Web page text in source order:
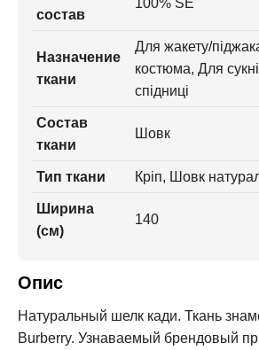
состав
Назначение
ткани
Для жакету/
костюма, Для
спідниці
Состав
ткани
Шовк
Тип ткани Кріп, Шовк
Ширина
(см)
140
Опис
Натуральный шелк кади. Ткань
Burberry. Узнаваемый брендовый